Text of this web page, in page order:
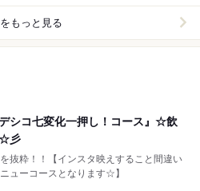
もっと見る
シコ七変化一押し！コース』☆飲
彡
抜粋！！【インスタ映えすること間違い
ューコースとなります☆】